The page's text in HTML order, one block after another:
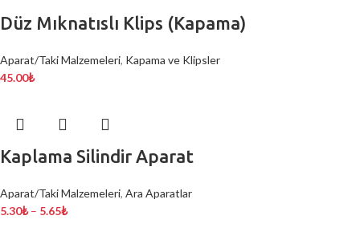
Düz Mıknatıslı Klips (Kapama)
Aparat/Taki Malzemeleri, Kapama ve Klipsler
45.00₺
Kaplama Silindir Aparat
Aparat/Taki Malzemeleri, Ara Aparatlar
5.30₺ – 5.65₺